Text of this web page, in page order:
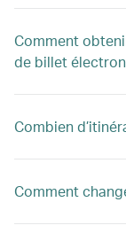
Comment
de billet
Combien
Comment